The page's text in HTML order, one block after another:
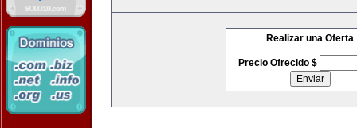
Realizar una Oferta
Precio Ofrecido $